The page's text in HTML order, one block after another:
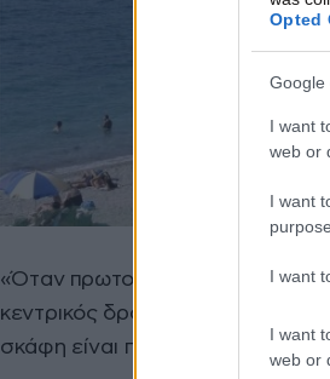
Opted
Google
I want
web or
I want
I want
I want
web or
«Όταν πρωτοεπισκέφτηκα τη
κεντρικός δρόμος. Τώρα τα
σκάφη είναι πιο συνηθισμένα,